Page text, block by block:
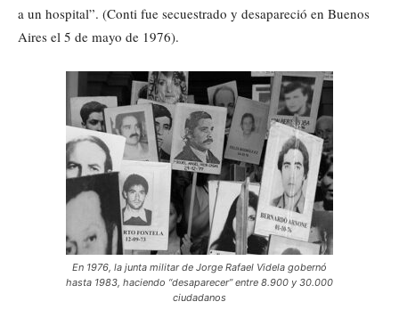
a un hospital”. (Conti fue secuestrado y desapareció en Buenos
Aires el 5 de mayo de 1976).
En 1976, la junta militar de Jorge Rafael Videla gobernó
hasta 1983, haciendo “desaparecer” entre 8.900 y 30.000
ciudadanos